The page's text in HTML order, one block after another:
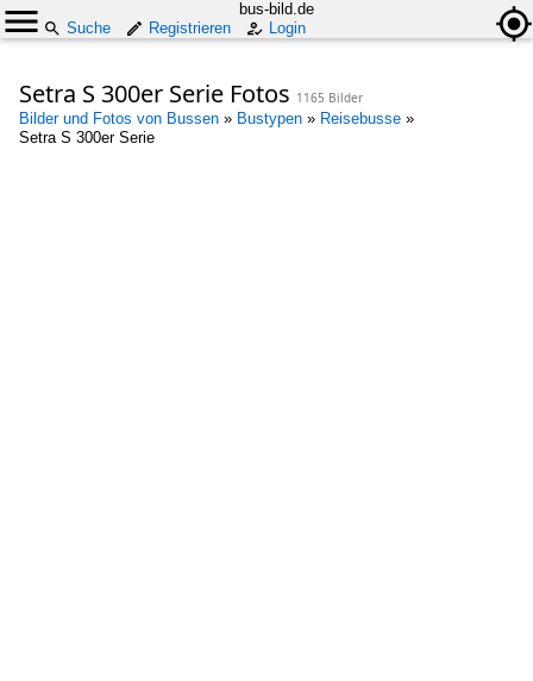
bus-bild.de
Suche
Registrieren Login
Setra S 300er Serie Fotos 1165 Bilder
Bilder und Fotos von Bussen » Bustypen » Reisebusse »
Setra S 300er Serie